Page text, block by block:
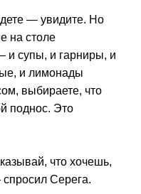
— увидите. Но
на столе
и супы, и гарниры, и
и лимонады
выбираете, что
поднос. Это
что хочешь,
Серега.